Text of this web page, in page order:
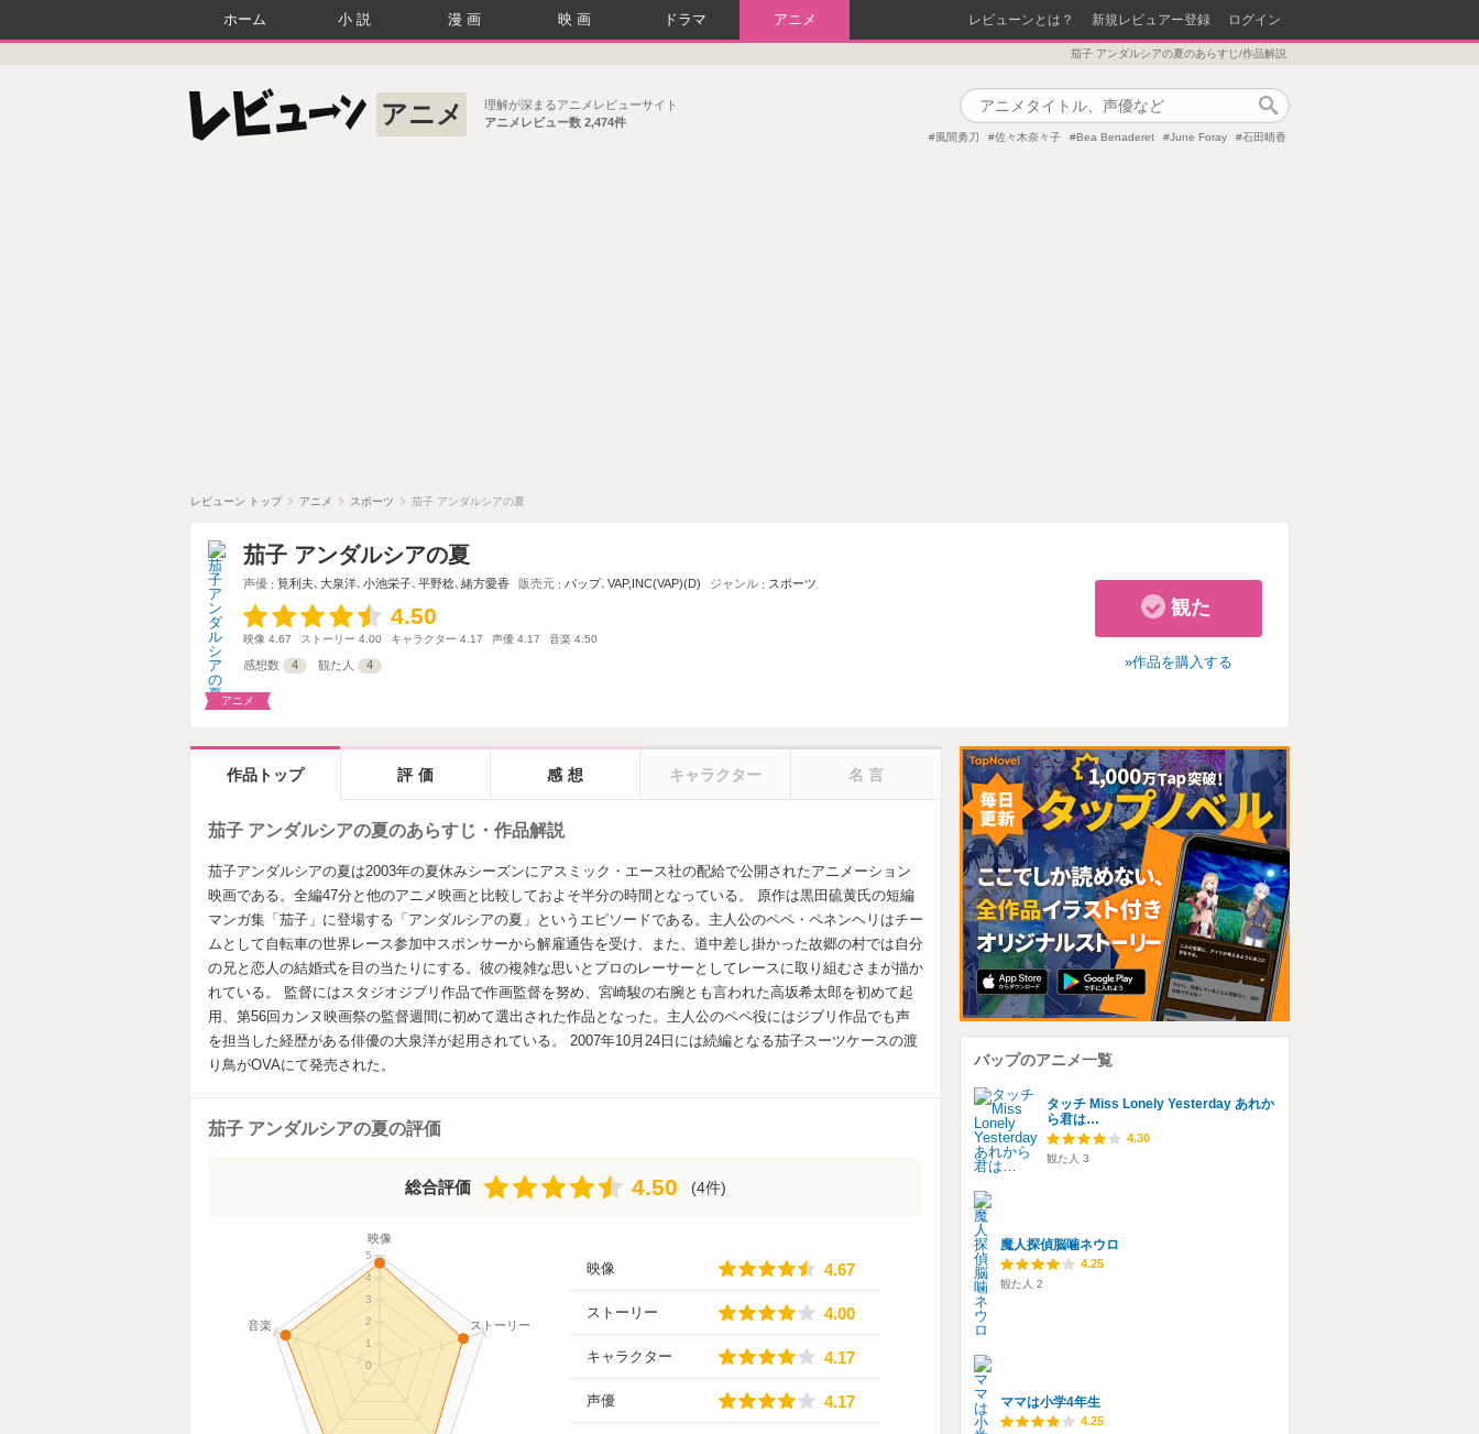
ホーム 小説 漫画 映画 ドラマ アニメ レビューンとは？ 新規レビュアー登録 ログイン
茄子 アンダルシアの夏のあらすじ/作品解説
アニメ
理解が深まるアニメレビューサイト
アニメレビュー数 2,474件
風間勇刀 佐々木奈々子 Bea Benaderet June Foray 石田晴香
レビューン トップ アニメ スポーツ 茄子 アンダルシアの夏
アニメ
茄子 アンダルシアの夏
声優 筧利夫､ 大泉洋､ 小池栄子､ 平野稔､ 緒方愛香 販売元 バップ､ VAP,INC(VAP)(D) ジャンル スポーツ
4.50
4.50
映像 4.67 ストーリー 4.00 キャラクター 4.17 声優 4.17 音楽 4.50
感想数 4 観た人 4
観た
作品を購入する
作品トップ 評価 感想 キャラクター 名言
茄子 アンダルシアの夏のあらすじ・作品解説
茄子アンダルシアの夏は2003年の夏休みシーズンにアスミック・エース社の配給で公開されたアニメーション
映画である。全編47分と他のアニメ映画と比較しておよそ半分の時間となっている。 原作は黒田硫黄氏の短編
マンガ集「茄子」に登場する「アンダルシアの夏」というエピソードである。主人公のペペ・ペネンヘリはチー
ムとして自転車の世界レース参加中スポンサーから解雇通告を受け、また、道中差し掛かった故郷の村では自分
の兄と恋人の結婚式を目の当たりにする。彼の複雑な思いとプロのレーサーとしてレースに取り組むさまが描か
れている。 監督にはスタジオジブリ作品で作画監督を努め、宮崎駿の右腕とも言われた高坂希太郎を初めて起
用、第56回カンヌ映画祭の監督週間に初めて選出された作品となった。主人公のペペ役にはジブリ作品でも声
を担当した経歴がある俳優の大泉洋が起用されている。 2007年10月24日には続編となる茄子スーツケースの渡
り鳥がOVAにて発売された。
茄子 アンダルシアの夏の評価
総合評価 4.50
4.50 (4件)
映像
ストーリー
音楽
0
1
2
3
4
5
映像 4.67
4.67
ストーリー 4.00
4.00
キャラクター 4.17
4.17
声優 4.17
4.17
バップのアニメ一覧
タッチ Miss Lonely Yesterday あれか
ら君は…
4.30
観た人 3
魔人探偵脳噛ネウロ
4.25
観た人 2
ママは小学4年生
4.25